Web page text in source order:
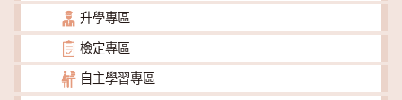
升學專區
檢定專區
自主學習專區